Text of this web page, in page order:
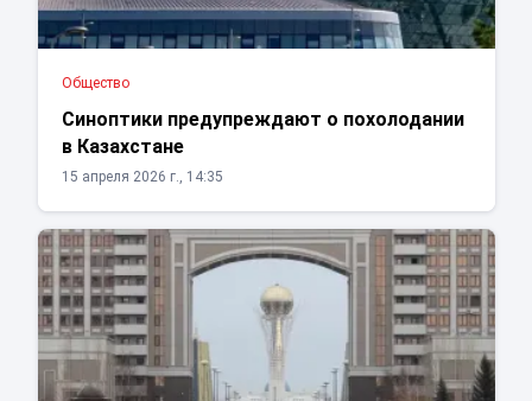
Общество
Синоптики предупреждают о похолодании
в Казахстане
15 апреля 2026 г., 14:35